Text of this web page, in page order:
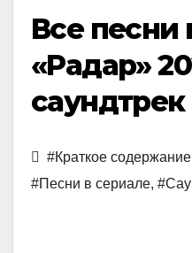
Все песни
«Радар»
#Краткое
#Песни в сериале,